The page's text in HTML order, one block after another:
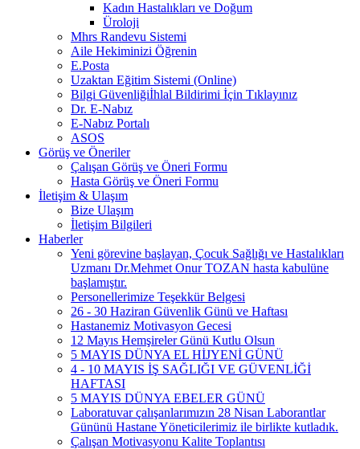
Kadın Hastalıkları ve Doğum
Üroloji
Mhrs Randevu Sistemi
Aile Hekiminizi Öğrenin
E.Posta
Uzaktan Eğitim Sistemi (Online)
Bilgi Güvenliğiİhlal Bildirimi İçin Tıklayınız
Dr. E-Nabız
E-Nabız Portalı
ASOS
Görüş ve Öneriler
Çalışan Görüş ve Öneri Formu
Hasta Görüş ve Öneri Formu
İletişim & Ulaşım
Bize Ulaşım
İletişim Bilgileri
Haberler
Yeni görevine başlayan, Çocuk Sağlığı ve Hastalıkları
Uzmanı Dr.Mehmet Onur TOZAN hasta kabulüne
başlamıştır.
Personellerimize Teşekkür Belgesi
26 - 30 Haziran Güvenlik Günü ve Haftası
Hastanemiz Motivasyon Gecesi
12 Mayıs Hemşireler Günü Kutlu Olsun
5 MAYIS DÜNYA EL HİJYENİ GÜNÜ
4 - 10 MAYIS İŞ SAĞLIĞI VE GÜVENLİĞİ
HAFTASI
5 MAYIS DÜNYA EBELER GÜNÜ
Laboratuvar çalışanlarımızın 28 Nisan Laborantlar
Gününü Hastane Yöneticilerimiz ile birlikte kutladık.
Çalışan Motivasyonu Kalite Toplantısı